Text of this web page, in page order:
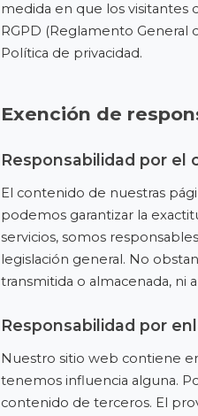
medida en que los visitantes
RGPD (Reglamento General
Política de privacidad.
Exención de
Responsabilidad por el
El contenido de nuestras
podemos garantizar la
servicios, somos
legislación general. No
transmitida o almacenada, ni
Responsabilidad por
Nuestro sitio web contiene
tenemos influencia alguna.
contenido de terceros. El